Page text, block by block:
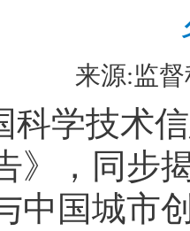
来源:监
科学技术
》，同步
中国城市